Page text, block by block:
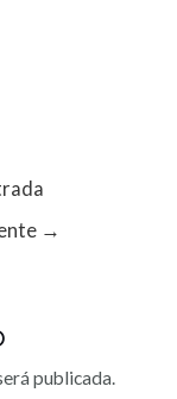
→
publicada.